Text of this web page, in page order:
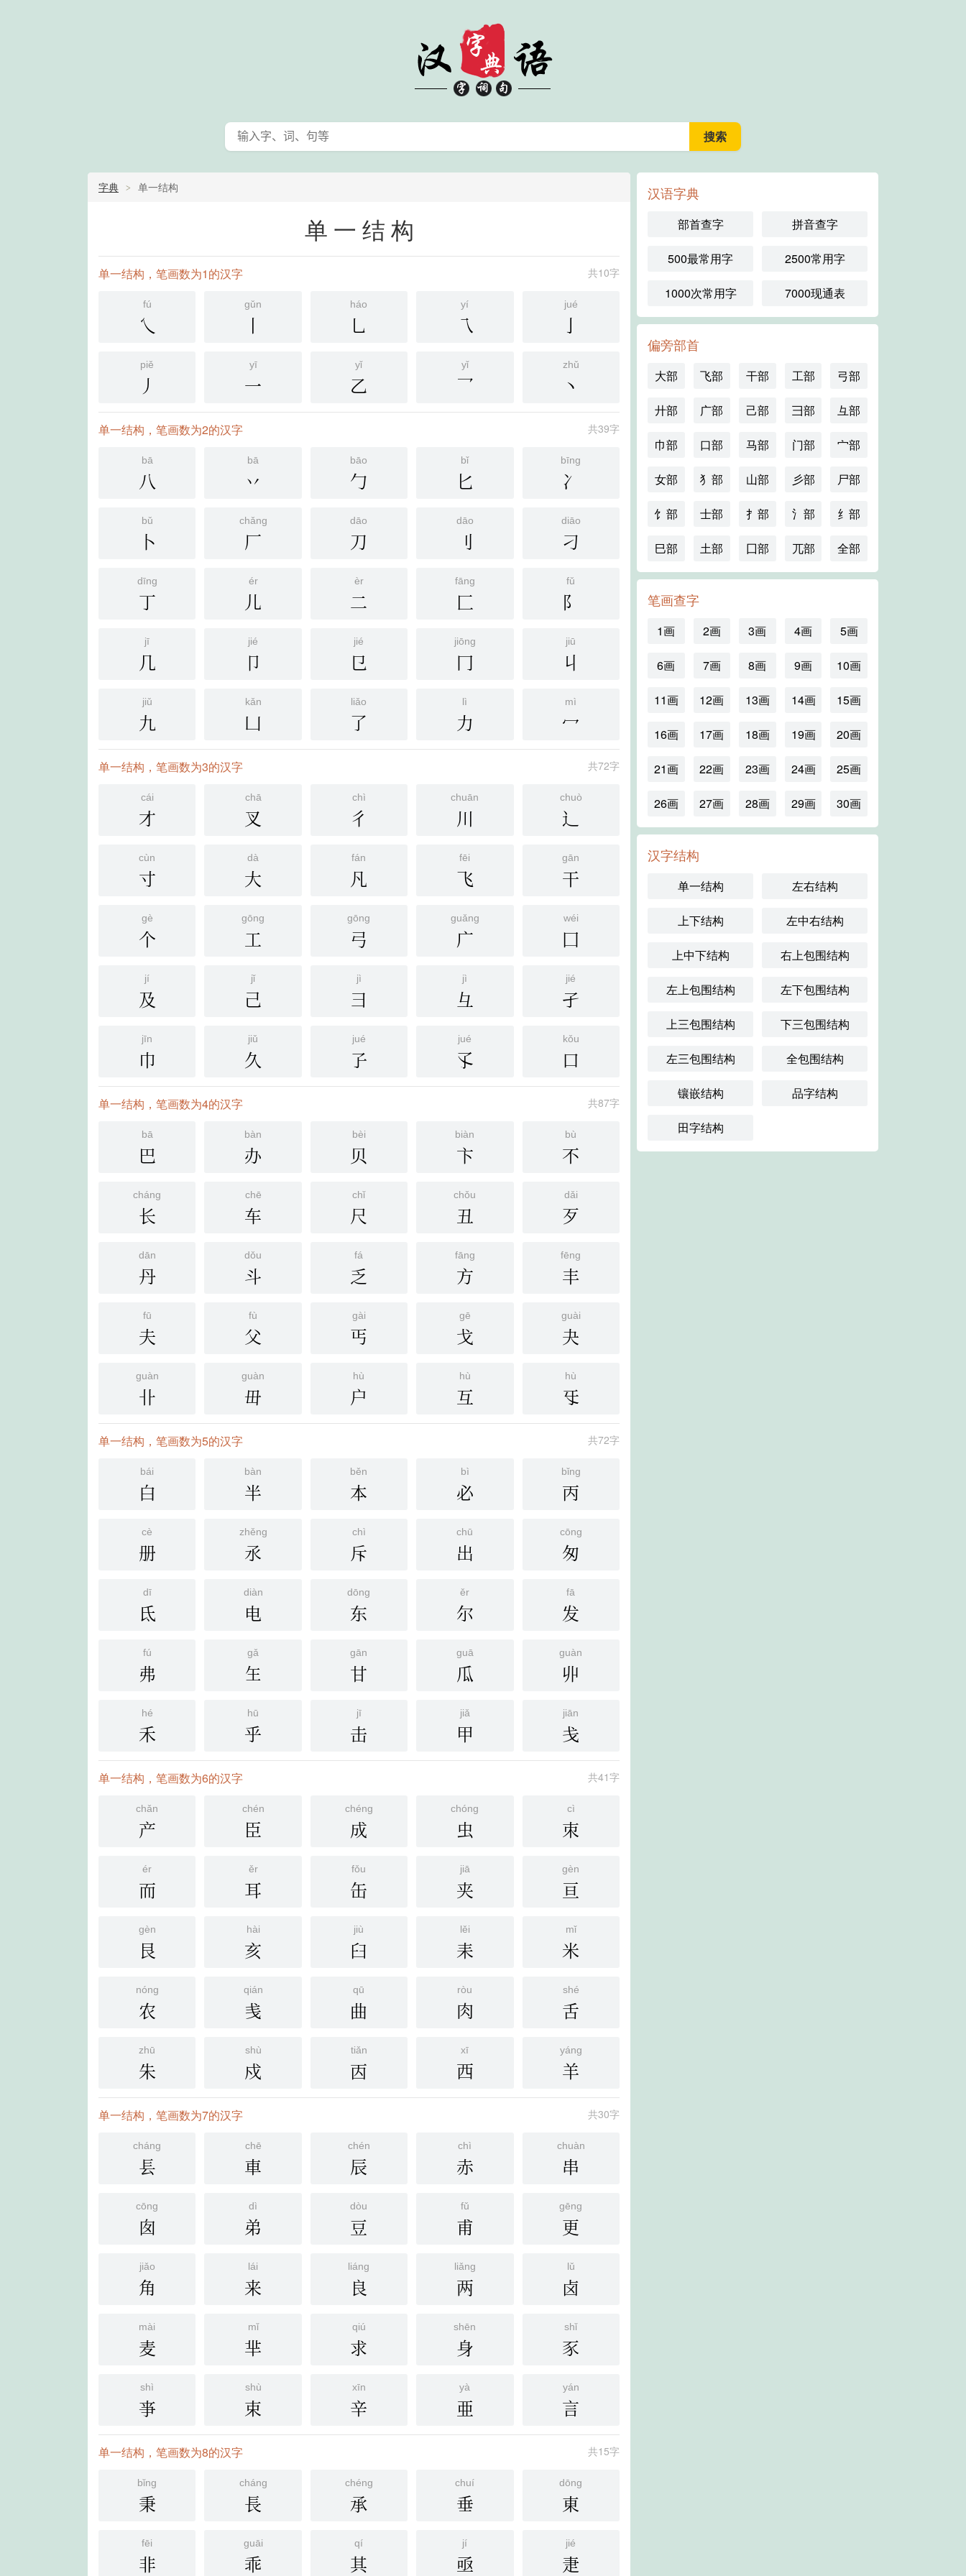
字典 单一结构
单一结构
共10字
单一结构，笔画数为1的汉字
fú
乀
gǔn
丨
háo
乚
yí
乁
jué
亅
piě
丿
yī
一
yǐ
乙
yǐ
乛
zhǔ
丶
共39字
单一结构，笔画数为2的汉字
bā
八
bā
丷
bāo
勹
bǐ
匕
bīng
冫
bǔ
卜
chǎng
厂
dāo
刀
dāo
刂
diāo
刁
dīng
丁
ér
儿
èr
二
fāng
匚
fǔ
阝
jī
几
jié
卩
jié
㔾
jiōng
冂
jiū
丩
jiǔ
九
kǎn
凵
liǎo
了
lì
力
mì
冖
共72字
单一结构，笔画数为3的汉字
cái
才
chā
叉
chì
彳
chuān
川
chuò
辶
cùn
寸
dà
大
fán
凡
fēi
飞
gān
干
gè
个
gōng
工
gōng
弓
guǎng
广
wéi
囗
jí
及
jǐ
己
jì
彐
jì
彑
jié
孑
jīn
巾
jiǔ
久
jué
孒
jué
孓
kǒu
口
共87字
单一结构，笔画数为4的汉字
bā
巴
bàn
办
bèi
贝
biàn
卞
bù
不
cháng
长
chē
车
chǐ
尺
chǒu
丑
dǎi
歹
dān
丹
dǒu
斗
fá
乏
fāng
方
fēng
丰
fū
夫
fù
父
gài
丐
gē
戈
guài
夬
guàn
卝
guàn
毌
hù
户
hù
互
hù
㸦
共72字
单一结构，笔画数为5的汉字
bái
白
bàn
半
běn
本
bì
必
bǐng
丙
cè
册
zhěng
氶
chì
斥
chū
出
cōng
匆
dī
氐
diàn
电
dōng
东
ěr
尔
fā
发
fú
弗
gǎ
玍
gān
甘
guā
瓜
guàn
丱
hé
禾
hū
乎
jī
击
jiǎ
甲
jiān
戋
共41字
单一结构，笔画数为6的汉字
chǎn
产
chén
臣
chéng
成
chóng
虫
cì
朿
ér
而
ěr
耳
fǒu
缶
jiā
夹
gèn
亘
gèn
艮
hài
亥
jiù
臼
lěi
耒
mǐ
米
nóng
农
qián
㦮
qū
曲
ròu
肉
shé
舌
zhū
朱
shù
戍
tiǎn
㐁
xī
西
yáng
羊
共30字
单一结构，笔画数为7的汉字
cháng
镸
chē
車
chén
辰
chì
赤
chuàn
串
cōng
囱
dì
弟
dòu
豆
fǔ
甫
gēng
更
jiǎo
角
lái
来
liáng
良
liǎng
两
lǔ
卤
mài
麦
mǐ
芈
qiú
求
shēn
身
shǐ
豕
shì
亊
shù
束
xīn
辛
yà
亜
yán
言
共15字
单一结构，笔画数为8的汉字
bǐng
秉
cháng
長
chéng
承
chuí
垂
dōng
東
fēi
非
guāi
乖
qí
其
jí
亟
jié
疌
汉语字典
部首查字 拼音查字
500最常用字 2500常用字
1000次常用字 7000现通表
偏旁部首
大部 飞部 干部 工部 弓部
廾部 广部 己部 彐部 彑部
巾部 口部 马部 门部 宀部
女部 犭部 山部 彡部 尸部
饣部 士部 扌部 氵部 纟部
巳部 土部 囗部 兀部 全部
笔画查字
1画 2画 3画 4画 5画
6画 7画 8画 9画 10画
11画 12画 13画 14画 15画
16画 17画 18画 19画 20画
21画 22画 23画 24画 25画
26画 27画 28画 29画 30画
汉字结构
单一结构 左右结构
上下结构 左中右结构
上中下结构 右上包围结构
左上包围结构 左下包围结构
上三包围结构 下三包围结构
左三包围结构 全包围结构
镶嵌结构 品字结构
田字结构